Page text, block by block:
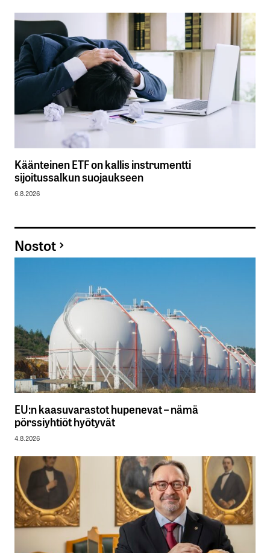
Käänteinen ETF on kallis instrumentti
sijoitussalkun suojaukseen
6.8.2026
Nostot
EU:n kaasuvarastot hupenevat – nämä
pörssiyhtiöt hyötyvät
4.8.2026